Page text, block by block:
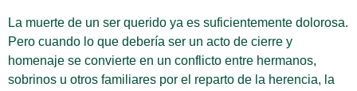
La muerte de un ser querido ya es suficientemente dolorosa.
Pero cuando lo que debería ser un acto de cierre y
homenaje se convierte en un conflicto entre hermanos,
sobrinos u otros familiares por el reparto de la herencia, la